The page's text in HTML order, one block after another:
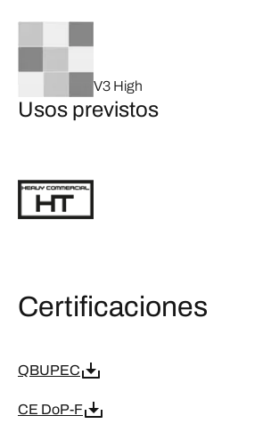
V3 High
Usos previstos
Certificaciones
QBUPEC
CE DoP-F